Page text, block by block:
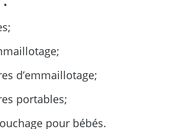
d’emmaillotage;
portables;
pour bébés.